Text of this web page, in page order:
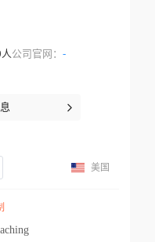
公司官网： -
美国